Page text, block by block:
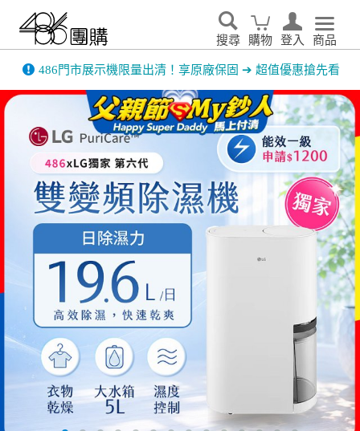
搜尋 購物 登入 商品
家電輕鬆租．LG家電租賃65折優惠起 ▶了解更多